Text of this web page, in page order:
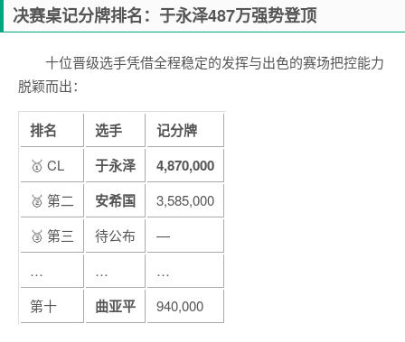
决赛桌记分牌排名：于永泽487万强势登顶
十位晋级选手凭借全程稳定的发挥与出色的赛场把控能力
脱颖而出：
排名 选手 记分牌
🥇 CL 于永泽 4,870,000
🥈 第二 安希国
3,585,000
🥉 第三
待公布
—
…
…
…
第十
曲亚平 940,000